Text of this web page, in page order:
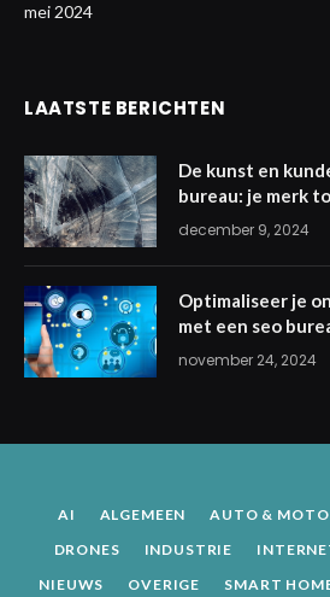
mei 2024
LAATSTE BERICHTEN
De kunst en
bureau: je merk
december 9, 2024
Optimaliseer je
met een seo
november 24, 2024
AI ALGEMEEN AUTO &
DRONES
INDUSTRIE
NIEUWS
OVERIGE SMART